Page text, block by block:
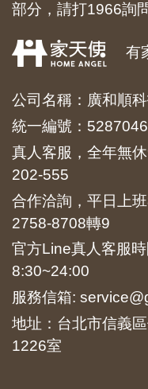
部分，請打1966詢問
有
公司名稱：廣和順
統一編號：
真人客服，全年無
202-555
合作洽詢，平日上
2758-8708轉9
官方Line真人客服
8:30~24:00
服務信箱:
地址：台北市信義
1226室